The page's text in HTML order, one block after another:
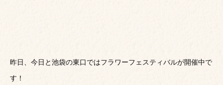
昨日、今日と池袋の東口ではフラワーフェスティバルが開催中で
す！